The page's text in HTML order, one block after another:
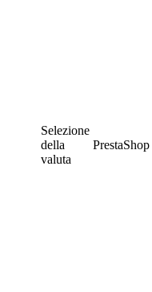
Selezione
della
valuta
PrestaShop